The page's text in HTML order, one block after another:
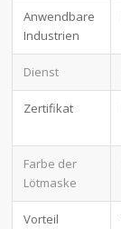
Anwendbare
Industrien
Dienst
Zertifikat
Farbe der
Lötmaske
Vorteil